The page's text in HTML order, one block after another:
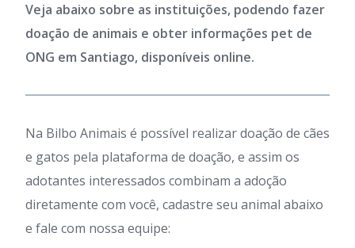
Veja abaixo sobre as instituições, podendo fazer
doação de animais e obter informações pet de
ONG em Santiago, disponíveis online.
Na Bilbo Animais é possível realizar doação de cães
e gatos pela plataforma de doação, e assim os
adotantes interessados combinam a adoção
diretamente com você, cadastre seu animal abaixo
e fale com nossa equipe: